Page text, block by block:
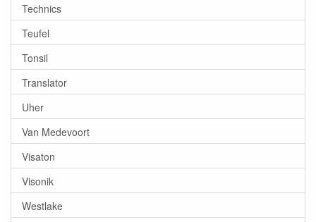
Technics
Teufel
Tonsil
Translator
Uher
Van Medevoort
Visaton
Visonik
Westlake